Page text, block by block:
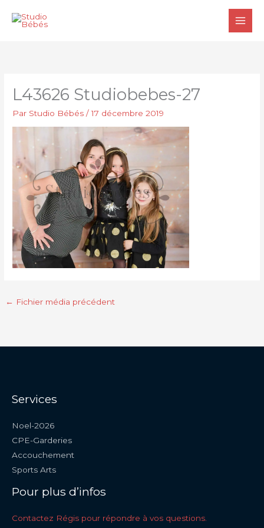
L43626 Studiobebes-27
Par Studio Bébés/17 décembre 2019
← Fichier média précédent
Services
Noel-2026
CPE-Garderies
Accouchement
Sports Arts
Pour plus d’infos
Contactez Régis pour répondre à vos questions.